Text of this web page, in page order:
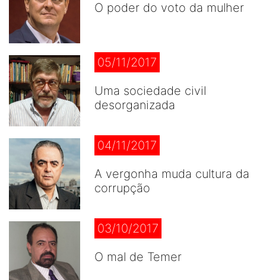
O poder do voto da mulher
05/11/2017
Uma sociedade civil
desorganizada
04/11/2017
A vergonha muda cultura da
corrupção
03/10/2017
O mal de Temer